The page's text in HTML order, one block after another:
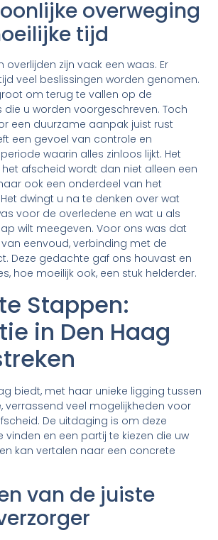
overweging
tijd
overlijden zijn vaak een waas. Er
veel beslissingen worden genomen.
om terug te vallen op de
u worden voorgeschreven. Toch
een duurzame aanpak juist rust
een gevoel van controle en
waarin alles zinloos lijkt. Het
afscheid wordt dan niet alleen een
ook een onderdeel van het
dwingt u na te denken over wat
voor de overledene en wat u als
wilt meegeven. Voor ons was dat
eenvoud, verbinding met de
Deze gedachte gaf ons houvast en
hoe moeilijk ook, een stuk helderder.
Stappen:
in Den Haag
biedt, met haar unieke ligging tussen
verrassend veel mogelijkheden voor
De uitdaging is om deze
vinden en een partij te kiezen die uw
kan vertalen naar een concrete
van de juiste